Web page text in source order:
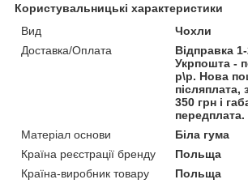
Користувальницькі характеристики
Вид
Чохли
Доставка/Оплата
Відправка
Укрпошта -
р\р. Нова
післяплата,
350 грн і
передплата.
Матеріал основи
Біла гума
Країна реєстрації бренду
Польща
Країна-виробник товару
Польща